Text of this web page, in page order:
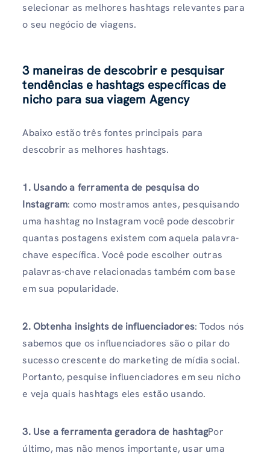
selecionar as melhores hashtags relevantes para
o seu negócio de viagens.
3 maneiras de descobrir e pesquisar
tendências e hashtags específicas de
nicho para sua viagem Agency
Abaixo estão três fontes principais para
descobrir as melhores hashtags.
1. Usando a ferramenta de pesquisa do
Instagram: como mostramos antes, pesquisando
uma hashtag no Instagram você pode descobrir
quantas postagens existem com aquela palavra-
chave específica. Você pode escolher outras
palavras-chave relacionadas também com base
em sua popularidade.
2. Obtenha insights de influenciadores: Todos nós
sabemos que os influenciadores são o pilar do
sucesso crescente do marketing de mídia social.
Portanto, pesquise influenciadores em seu nicho
e veja quais hashtags eles estão usando.
3. Use a ferramenta geradora de hashtagPor
último, mas não menos importante, usar uma